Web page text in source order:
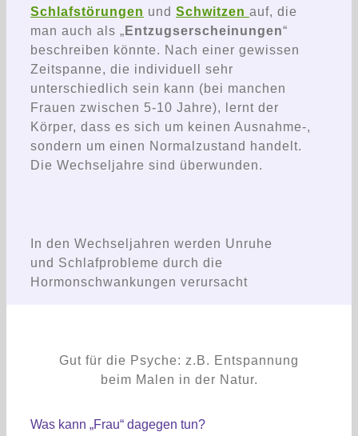
Schlafstörungen und Schwitzen auf, die
man auch als „ Entzugserscheinungen“
beschreiben könnte. Nach einer gewissen
Zeitspanne, die individuell sehr
unterschiedlich sein kann (bei manchen
Frauen zwischen 5-10 Jahre), lernt der
Körper, dass es sich um keinen Ausnahme-,
sondern um einen Normalzustand handelt.
Die Wechseljahre sind überwunden.
In den Wechseljahren werden Unruhe
und Schlafprobleme durch die
Hormonschwankungen verursacht
Gut für die Psyche: z.B. Entspannung
beim Malen in der Natur.
Was kann „Frau“ dagegen tun?